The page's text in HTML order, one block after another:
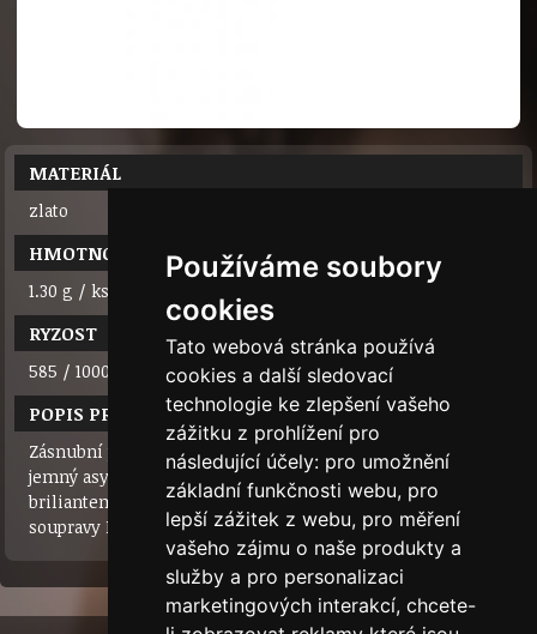
Používáme soubory
cookies
Tato webová stránka používá
cookies a další sledovací
technologie ke zlepšení vašeho
zážitku z prohlížení pro
následující účely: pro umožnění
základní funkčnosti webu, pro
lepší zážitek z webu, pro měření
vašeho zájmu o naše produkty a
služby a pro personalizaci
marketingových interakcí, chcete-
MATERIÁL
zlato
HMOTNOST
1.30 g / ks
RYZOST
585 / 1000 (14 karátů)
POPIS PRODUKTU
Zásnubní prsten z bílého zlata s briliantem 0.108ct. Velmi
jemný asymetrický prstýnek se vzdušně zasazeným
briliantem. Jeho třpytu nic nebrání! Prsten je součástí
soupravy MINOR. K briliantu obdržíte certifikát.